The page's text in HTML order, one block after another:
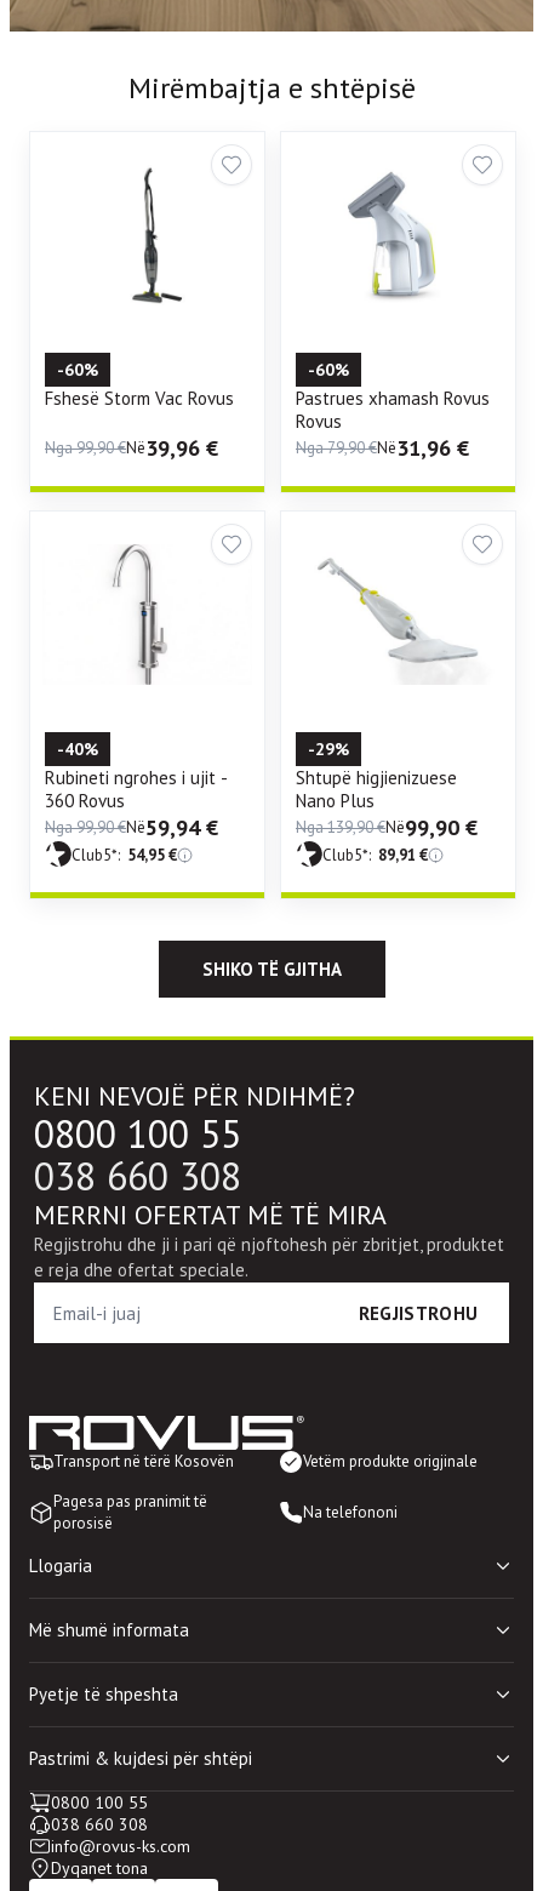
Mirëmbajtja e shtëpisë
-60%
Fshesë Storm Vac Rovus
Nga99,90€Në39,96 €
-60%
Pastrues xhamash Rovus
Rovus
Nga79,90€Në31,96 €
-40%
Rubineti ngrohes i ujit -
360 Rovus
Nga99,90€Në59,94€
Club5*: 54,95€
-29%
Shtupë higjienizuese
Nano Plus
Nga139,90€Në99,90 €
Club5*: 89,91 €
SHIKO TË GJITHA
KENI NEVOJË PËR NDIHMË?
0800 100 55
038 660 308
MERRNI OFERTAT MË TË MIRA
Regjistrohu dhe ji i pari që njoftohesh për zbritjet, produktet
e reja dhe ofertat speciale.
REGJISTROHU
Transport në tërë Kosovën
Vetëm produkte origjinale
Pagesa pas pranimit të
porosisë
Na telefononi
Llogaria
Lista e deshirave
Porosite e mia
Llogaria ime
Më shumë informata
Rregullat dhe kushtet e perdorimit
100% blerje e sigurtë
Mirëmbajtje shtesë
Pyetje të shpeshta
Kontakti
Pyetje të përgjithshme
Si të bëj porosinë?
Si ti përdorim kuponat?
Pastrimi & kujdesi për shtëpi
Pastrimi & kujdesi për shtëpi
Mirëmbajtja e shtëpisë
Kujdesi për rroba
Pastrimi Nano
0800 100 55
038 660 308
info@rovus-ks.com
Dyqanet tona